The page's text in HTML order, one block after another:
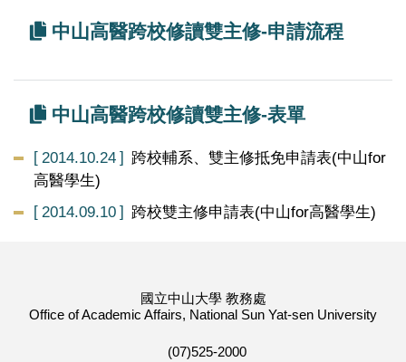
中山高醫跨校修讀雙主修-申請流程
中山高醫跨校修讀雙主修-表單
2014.10.24
跨校輔系、雙主修抵免申請表(中山for
高醫學生)
2014.09.10 跨校雙主修申請表(中山for高醫學生)
國立中山大學 教務處
Office of Academic Affairs, National Sun Yat-sen University
(07)525-2000